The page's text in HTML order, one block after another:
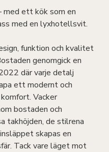
med ett kök som en
med en lyxhotellsvit.
funktion och kvalitet
genomgick en
där varje detalj
ett modernt och
Vacker
bostaden och
takhöjden, de stilrena
skapas en
Tack vare läget mot